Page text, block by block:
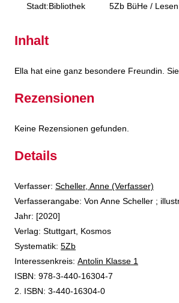
Stadt:Bibliothek 5Zb BüHe /
Inhalt
Ella hat eine ganz besondere Freundin.
Rezensionen
Keine Rezensionen gefunden.
Details
Verfasser: Suche nach diesem Verfasser
Scheller, Anne (Verfasser)
Verfasserangabe: Von Anne Scheller ;
Jahr: [2020]
Verlag: Stuttgart, Kosmos
opens in new tab
Diesen Link in neuem Tab öffnen
Systematik: Suche nach dieser Systematik
5Zb
Interessenkreis: Suche nach diesem
Antolin Klasse 1
ISBN: 978-3-440-16304-7
2. ISBN: 3-440-16304-0